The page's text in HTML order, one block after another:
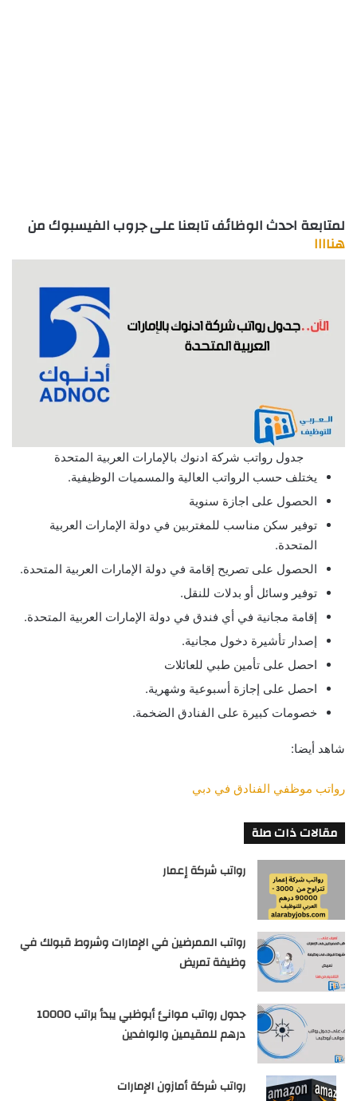
لمتابعة احدث الوظائف تابعنا على جروب الفيسبوك من
هناااا
جدول رواتب شركة ادنوك بالإمارات العربية المتحدة
يختلف حسب الرواتب العالية والمسميات الوظيفية.
الحصول على اجازة سنوية
توفير سكن مناسب للمغتربين في دولة الإمارات العربية
المتحدة.
الحصول على تصريح إقامة في دولة الإمارات العربية المتحدة.
توفير وسائل أو بدلات للنقل.
إقامة مجانية في أي فندق في دولة الإمارات العربية المتحدة.
إصدار تأشيرة دخول مجانية.
احصل على تأمين طبي للعائلات
احصل على إجازة أسبوعية وشهرية.
خصومات كبيرة على الفنادق الضخمة.
شاهد أيضا:
رواتب موظفي الفنادق في دبي
مقالات ذات صلة
رواتب شركة إعمار
رواتب الممرضين في الإمارات وشروط قبولك في
وظيفة تمريض
جدول رواتب موانئ أبوظبي يبدأ براتب 10000
درهم للمقيمين والوافدين
رواتب شركة أمازون الإمارات